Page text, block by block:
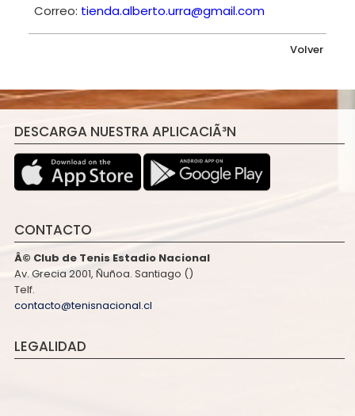
Correo: tienda.alberto.urra@gmail.com
Volver
DESCARGA NUESTRA APLICACIÃ³N
CONTACTO
Â© Club de Tenis Estadio Nacional
Av. Grecia 2001, Ñuñoa. Santiago ()
Telf.
contacto@tenisnacional.cl
LEGALIDAD